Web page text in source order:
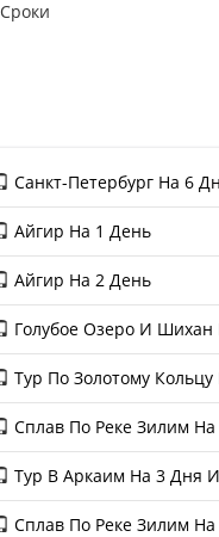
в Турцию, все понравилось,
рекомендовать.
Сроки
Санкт-Петербург На 6
Айгир На 1 День
Айгир На 2 День
Голубое Озеро И
Тур По Золотому
Сплав По Реке Зилим
Тур В Аркаим На 3 Дня
Сплав По Реке Зилим